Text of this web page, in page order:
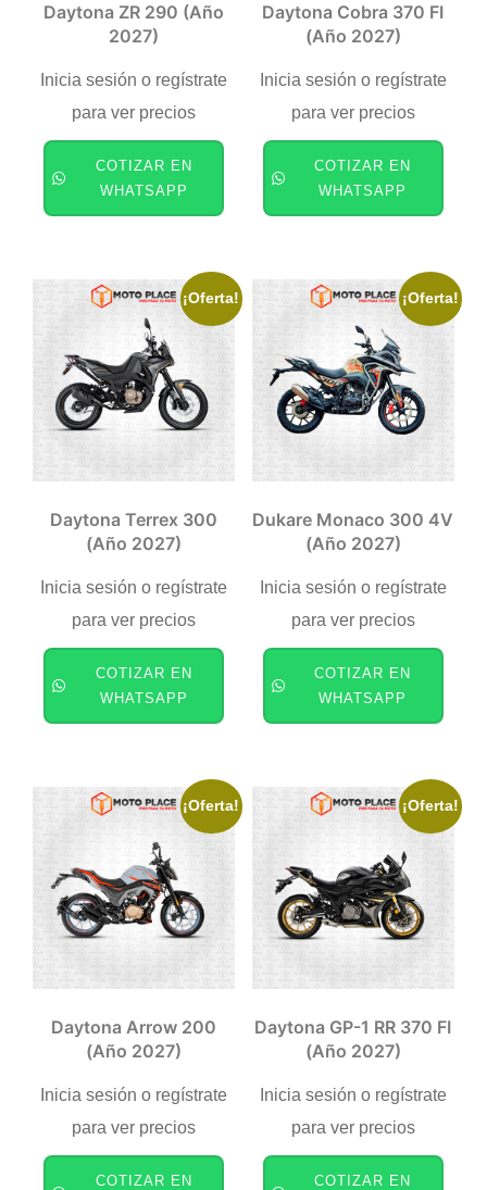
Daytona ZR 290 (año
2027)
Inicia sesión o regístrate
para ver precios
COTIZAR EN
WHATSAPP
Daytona Cobra 370 FI
(año 2027)
Inicia sesión o regístrate
para ver precios
COTIZAR EN
WHATSAPP
¡Oferta!
Daytona Terrex 300
(año 2027)
Inicia sesión o regístrate
para ver precios
COTIZAR EN
WHATSAPP
¡Oferta!
Dukare Monaco 300 4V
(año 2027)
Inicia sesión o regístrate
para ver precios
COTIZAR EN
WHATSAPP
¡Oferta!
Daytona Arrow 200
(año 2027)
Inicia sesión o regístrate
para ver precios
COTIZAR EN
¡Oferta!
Daytona GP-1 RR 370 FI
(año 2027)
Inicia sesión o regístrate
para ver precios
COTIZAR EN